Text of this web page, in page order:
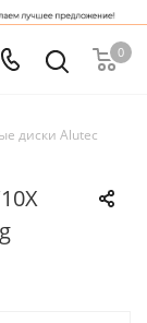
0
диски Alutec